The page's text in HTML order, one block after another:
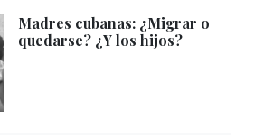
Madres cubanas: ¿Migrar o
quedarse? ¿Y los hijos?